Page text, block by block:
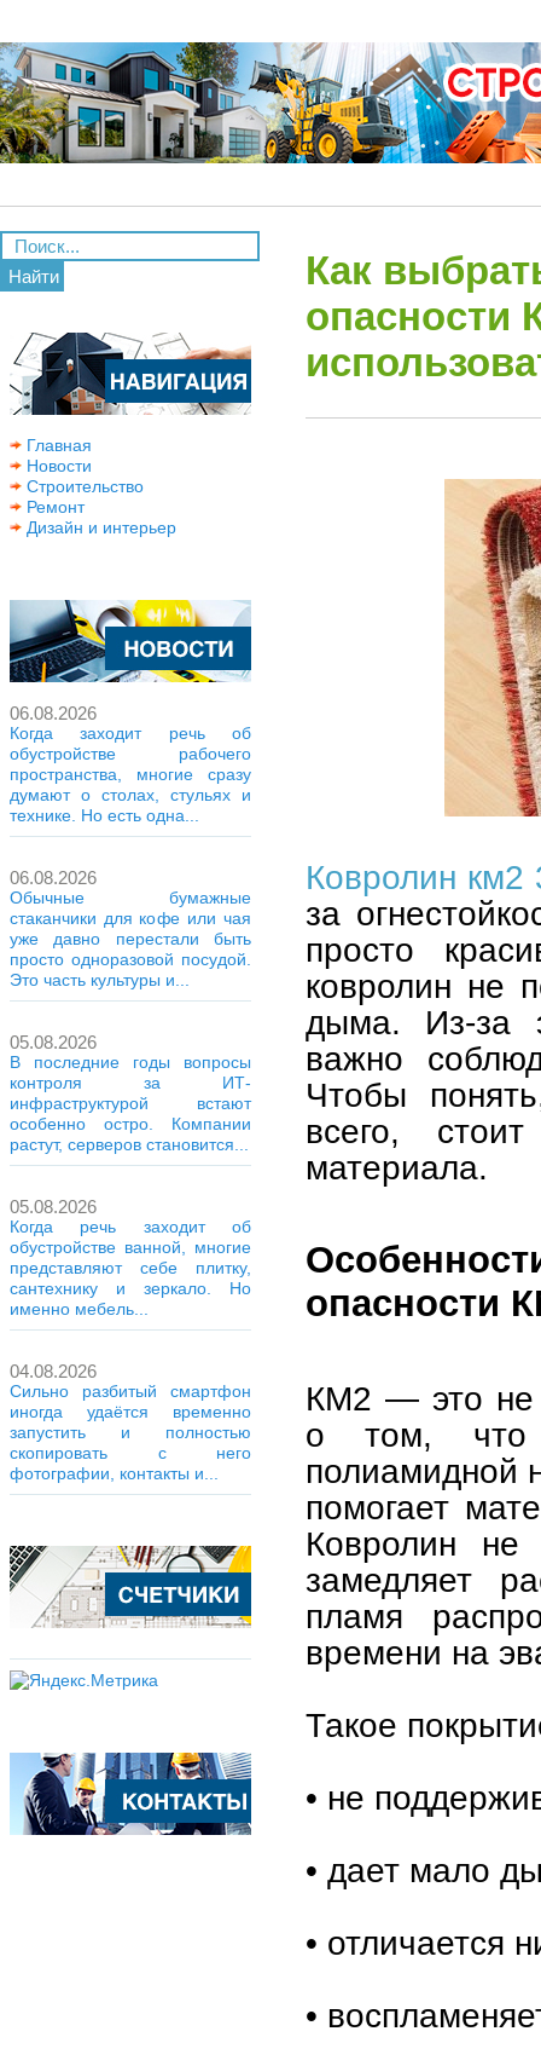
Найти
Главная
Новости
Строительство
Ремонт
Дизайн и интерьер
06.08.2026
Когда заходит речь об
обустройстве рабочего
пространства, многие сразу
думают о столах, стульях и
технике. Но есть одна...
06.08.2026
Обычные бумажные
стаканчики для кофе или чая
уже давно перестали быть
просто одноразовой посудой.
Это часть культуры и...
05.08.2026
В последние годы вопросы
контроля за ИТ-
инфраструктурой встают
особенно остро. Компании
растут, серверов становится...
05.08.2026
Когда речь заходит об
обустройстве ванной, многие
представляют себе плитку,
сантехнику и зеркало. Но
именно мебель...
04.08.2026
Сильно разбитый смартфон
иногда удаётся временно
запустить и полностью
скопировать с него
фотографии, контакты и...
Как
опасности
Ковролин км2
за
просто
ковролин не
дыма. Из-за
важно
Чтобы
всего,
материала.
опасности
КМ2 — это не
о том, что
полиамидной
помогает
Ковролин не
замедляет
пламя
времени на
Такое
• не
• дает мало
• отличается
•